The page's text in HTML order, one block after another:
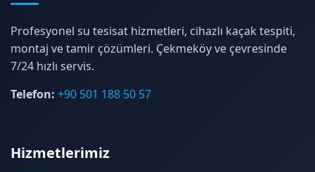
Profesyonel su tesisat hizmetleri, cihazlı kaçak tespiti,
montaj ve tamir çözümleri. Çekmeköy ve çevresinde
7/24 hızlı servis.
Telefon: +90 501 188 50 57
Hizmetlerimiz